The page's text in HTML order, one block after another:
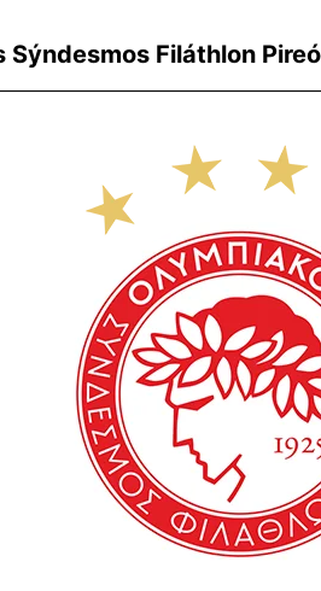
Sýndesmos Filáthlon